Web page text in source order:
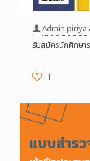
Admin.piriya
รับสมัครนักศึกษา
1